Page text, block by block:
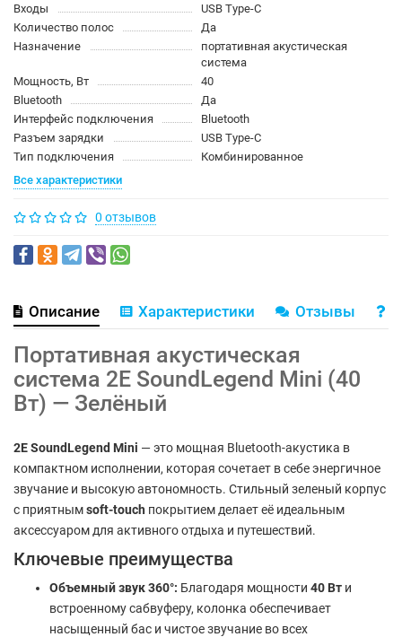
Входы
USB Type-C
Количество полос
Да
Назначение
портативная акустическая
система
Мощность, Вт
40
Bluetooth
Да
Интерфейс подключения
Bluetooth
Разъем зарядки
USB Type-C
Тип подключения
Комбинированное
Все характеристики
0 отзывов
Описание Характеристики Отзывы
Портативная акустическая
система 2E SoundLegend Mini (40
Вт) — Зелёный
2E SoundLegend Mini — это мощная Bluetooth-акустика в
компактном исполнении, которая сочетает в себе энергичное
звучание и высокую автономность. Стильный зеленый корпус
с приятнымsoft-touch покрытием делает её идеальным
аксессуаром для активного отдыха и путешествий.
Ключевые преимущества
Объемный звук 360°: Благодаря мощности 40 Вт и
встроенному сабвуферу, колонка обеспечивает
насыщенный бас и чистое звучание во всех